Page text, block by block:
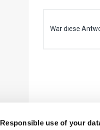
Responsible use of your
War diese